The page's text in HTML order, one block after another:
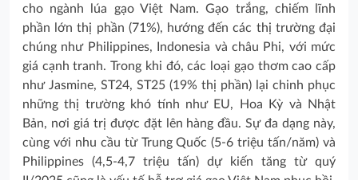
cho ngành lúa gạo Việt Nam. Gạo trắng, chiếm lĩnh
phần lớn thị phần (71%), hướng đến các thị trường đại
chúng như Philippines, Indonesia và châu Phi, với mức
giá cạnh tranh. Trong khi đó, các loại gạo thơm cao cấp
như Jasmine, ST24, ST25 (19% thị phần) lại chinh phục
những thị trường khó tính như EU, Hoa Kỳ và Nhật
Bản, nơi giá trị được đặt lên hàng đầu. Sự đa dạng này,
cùng với nhu cầu từ Trung Quốc (5-6 triệu tấn/năm) và
Philippines (4,5-4,7 triệu tấn) dự kiến tăng từ quý